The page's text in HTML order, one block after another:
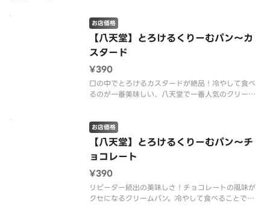
【八天堂】とろけるくりーむパン～カ
スタード
お店価格
¥390
口の中でとろけるカスタードが絶品！冷やして食べ
るのが一番美味しい、八天堂で一番人気のクリーム
【八天堂】とろけるくりーむパン～チ
ョコレート
お店価格
¥390
リピーター続出の美味しさ！チョコレートの風味が
クセになるクリームパン。冷やして食べることで、